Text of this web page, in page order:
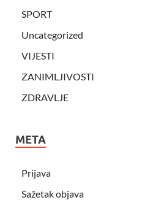
SPORT
Uncategorized
VIJESTI
ZANIMLJIVOSTI
ZDRAVLJE
META
Prijava
Sažetak objava